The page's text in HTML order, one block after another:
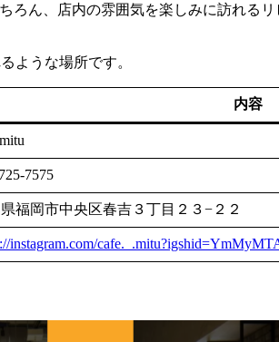
ん、店内の雰囲気を楽しみに訪れる
ような場所です。
内容
7575
福岡市中央区春吉３丁目２３−２２
instagram.com/